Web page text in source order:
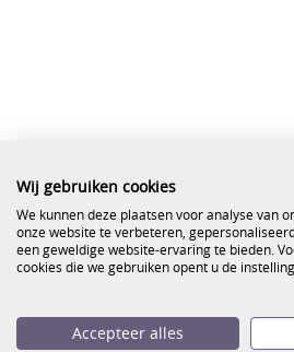
Wij gebruiken cookies
We kunnen deze plaatsen voor analyse van
onze website te verbeteren,
een geweldige website-ervaring te bieden.
cookies die we gebruiken opent u de
Accepteer alles